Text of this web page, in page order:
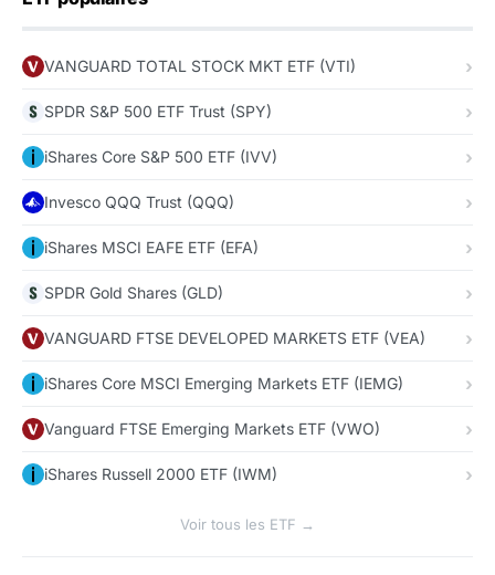
VANGUARD TOTAL STOCK MKT ETF (VTI)
SPDR S&P 500 ETF Trust (SPY)
iShares Core S&P 500 ETF (IVV)
Invesco QQQ Trust (QQQ)
iShares MSCI EAFE ETF (EFA)
SPDR Gold Shares (GLD)
VANGUARD FTSE DEVELOPED MARKETS ETF (VEA)
iShares Core MSCI Emerging Markets ETF (IEMG)
Vanguard FTSE Emerging Markets ETF (VWO)
iShares Russell 2000 ETF (IWM)
Voir tous les ETF →